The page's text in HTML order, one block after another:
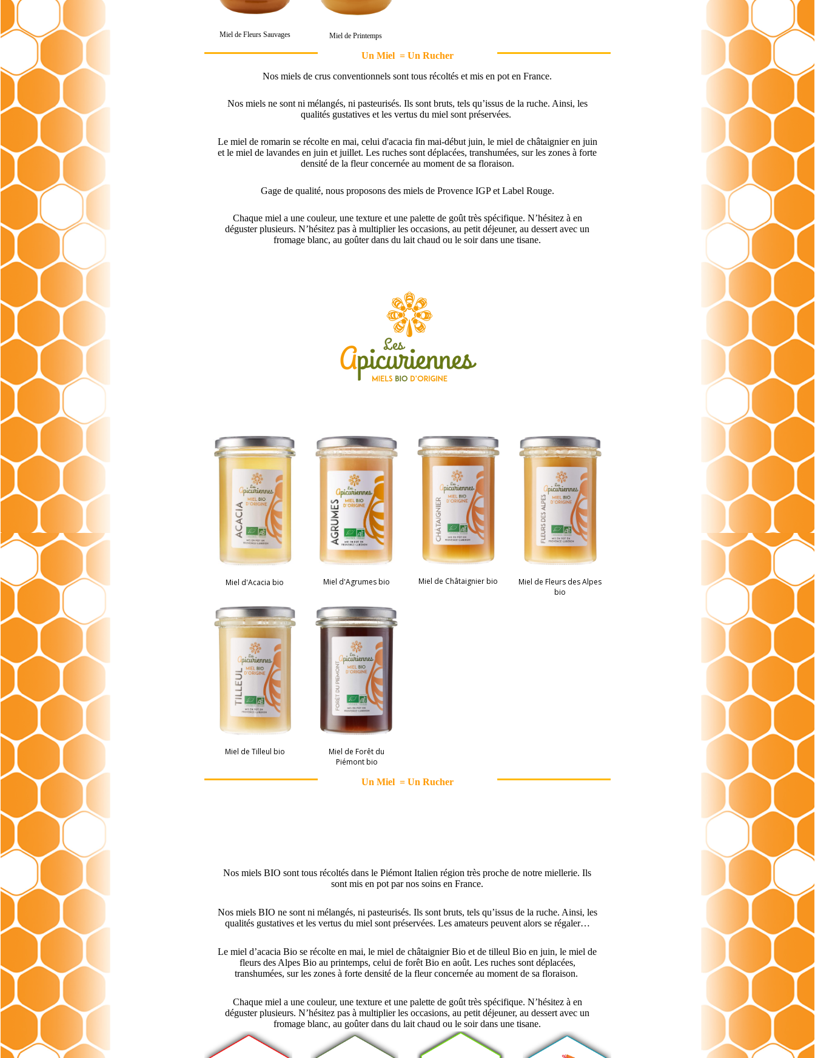
Miel de Fleurs Sauvages Miel de Printemps
Un Miel = Un Rucher
Nos miels de crus conventionnels sont tous récoltés et mis en pot en France.
Nos miels ne sont ni mélangés, ni pasteurisés. Ils sont bruts, tels qu’issus de la ruche. Ainsi, les
qualités gustatives et les vertus du miel sont préservées.
Le miel de romarin se récolte en mai, celui d'acacia fin mai-début juin, le miel de châtaignier en juin
et le miel de lavandes en juin et juillet. Les ruches sont déplacées, transhumées, sur les zones à forte
densité de la fleur concernée au moment de sa floraison.
Gage de qualité, nous proposons des miels de Provence IGP et Label Rouge.
Chaque miel a une couleur, une texture et une palette de goût très spécifique. N’hésitez à en
déguster plusieurs. N’hésitez pas à multiplier les occasions, au petit déjeuner, au dessert avec un
fromage blanc, au goûter dans du lait chaud ou le soir dans une tisane.
Miel d'Acacia bio Miel d'Agrumes bio Miel de Châtaignier bio
Miel de Fleurs des Alpes
bio
Miel de Tilleul bio
Miel de Forêt du
Piémont bio
Un Miel = Un Rucher
Nos miels BIO sont tous récoltés dans le Piémont Italien région très proche de notre miellerie. Ils
sont mis en pot par nos soins en France.
Nos miels BIO ne sont ni mélangés, ni pasteurisés. Ils sont bruts, tels qu’issus de la ruche. Ainsi, les
qualités gustatives et les vertus du miel sont préservées. Les amateurs peuvent alors se régaler…
Le miel d’acacia Bio se récolte en mai, le miel de châtaignier Bio et de tilleul Bio en juin, le miel de
fleurs des Alpes Bio au printemps, celui de forêt Bio en août. Les ruches sont déplacées,
transhumées, sur les zones à forte densité de la fleur concernée au moment de sa floraison.
Chaque miel a une couleur, une texture et une palette de goût très spécifique. N’hésitez à en
déguster plusieurs. N’hésitez pas à multiplier les occasions, au petit déjeuner, au dessert avec un
fromage blanc, au goûter dans du lait chaud ou le soir dans une tisane.